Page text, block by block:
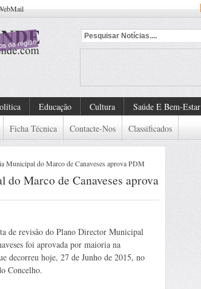
Educação Cultura Saúde E Bem-Estar
Ficha Técnica Contacte-Nos Classificados
Municipal do Marco de Canaveses aprova PDM
do Marco de Canaveses aprova
de revisão do Plano Director Municipal
foi aprovada por maioria na
decorreu hoje, 27 de Junho de 2015, no
Concelho.